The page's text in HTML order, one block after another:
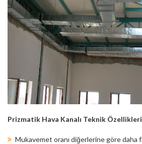
Prizmatik Hava Kanalı Teknik Özellikleri
Mukavemet oranı diğerlerine göre daha